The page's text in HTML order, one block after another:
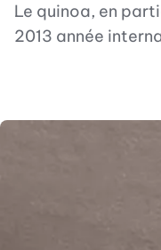
Le quinoa, en
2013 année